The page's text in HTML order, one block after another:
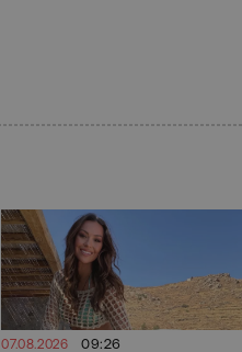
07.08.2026 09:26